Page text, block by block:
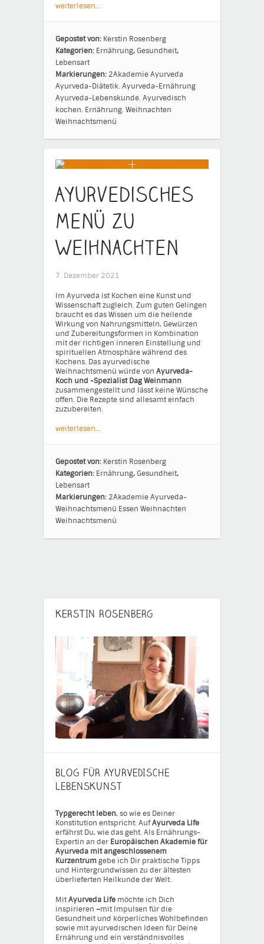
weiterlesen…
Gepostet von: Kerstin Rosenberg
Kategorien: Ernährung, Gesundheit,
Lebensart
Markierungen: 2AkademieAyurveda
Ayurveda-Diätetik. Ayurveda-Ernährung
Ayurveda-Lebenskunde. Ayurvedisch
kochen. Ernährung. Weihnachten
Weihnachtsmenü
Ayurvedisches
Menü zu
Weihnachten
7. Dezember 2021
Im Ayurveda ist Kochen eine Kunst und
Wissenschaft zugleich. Zum guten Gelingen
braucht es das Wissen um die heilende
Wirkung von Nahrungsmitteln, Gewürzen
und Zubereitungsformen in Kombination
mit der richtigen inneren Einstellung und
spirituellen Atmosphäre während des
Kochens. Das ayurvedische
Weihnachtsmenü würde von Ayurveda-
Koch und -Spezialist Dag Weinmann
zusammengestellt und lässt keine Wünsche
offen. Die Rezepte sind allesamt einfach
zuzubereiten.
weiterlesen…
Gepostet von: Kerstin Rosenberg
Kategorien: Ernährung, Gesundheit,
Lebensart
Markierungen: 2AkademieAyurveda-
Weihnachtsmenü Essen Weihnachten
Weihnachtsmenü
KERSTIN ROSENBERG
BLOG FÜR AYURVEDISCHE
LEBENSKUNST
Typgerecht leben, so wie es Deiner
Konstitution entspricht: AufAyurveda Life
erfährst Du, wie das geht. Als Ernährungs-
Expertin an der Europäischen Akademie für
Ayurveda mit angeschlossenem
Kurzentrumgebe ich Dir praktische Tipps
und Hintergrundwissen zu der ältesten
überlieferten Heilkunde der Welt.
MitAyurveda Life möchte ich Dich
inspirieren –mit Impulsen für die
Gesundheit und körperliches Wohlbefinden
sowie mit ayurvedischen Ideen für Deine
Ernährung und ein verständnisvolles